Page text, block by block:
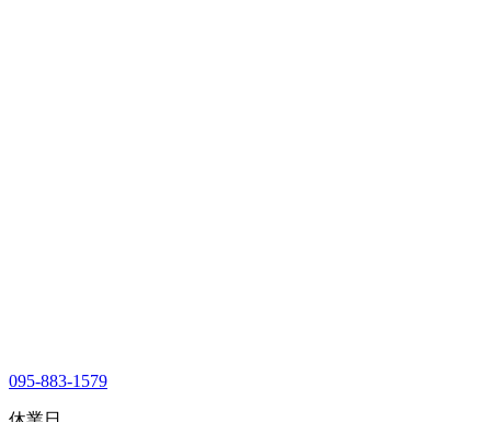
095-883-1579